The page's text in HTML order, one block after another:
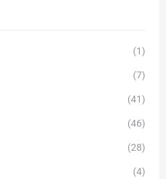
(1)
(7)
(41)
(46)
(28)
(4)